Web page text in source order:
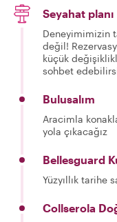
Seyahat planı
Deneyimimizin
değil!
küçük
sohbet
Bulusalım
Aracimla
yola çıkacağız
Bellesguard
Yüzyıllık tarihe
Collserola